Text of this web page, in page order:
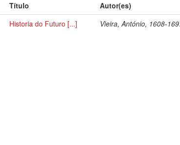
Título
Autor(es)
Historia do Futuro [...] Vieira, António, 1608-